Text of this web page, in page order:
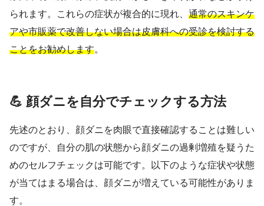
られます。これらの症状が複合的に現れ、 通常のスキンケ
アや市販薬で改善しない場合は皮膚科への受診を検討する
ことをお勧めします。
💪 顔ダニを自分でチェックする方法
先述のとおり、顔ダニを肉眼で直接確認することは難しい
のですが、自分の肌の状態から顔ダニの過剰増殖を疑うた
めのセルフチェックは可能です。以下のような症状や状態
が当てはまる場合は、顔ダニが増えている可能性がありま
す。